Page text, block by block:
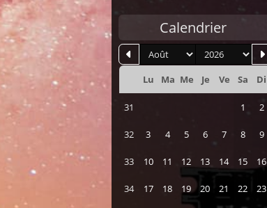
Calendrier
mois
an
Lu Ma Me Je Ve Sa Di
31 1 2
32 3 4 5 6 7 8 9
33 10 11 12 13 14 15 16
34 17 18 19 20 21 22 23